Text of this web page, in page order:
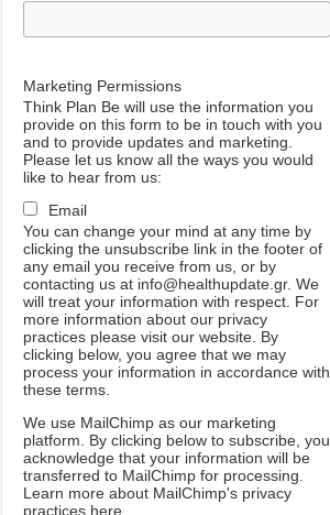
Marketing Permissions
Think Plan Be will use the information you
provide on this form to be in touch with you
and to provide updates and marketing.
Please let us know all the ways you would
like to hear from us:
Email
You can change your mind at any time by
clicking the unsubscribe link in the footer of
any email you receive from us, or by
contacting us at info@healthupdate.gr. We
will treat your information with respect. For
more information about our privacy
practices please visit our website. By
clicking below, you agree that we may
process your information in accordance with
these terms.
We use MailChimp as our marketing
platform
By clicking below to subscribe ,you
acknowledge that your information will be
transferred to MailChimp for processing
Learn more about MailChimp's privacy
practices here